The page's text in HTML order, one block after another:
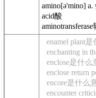
amino[ə'mino] a.
acid酸
enamel plant
enchanting in
enclose是什么
enclose return
encore是什么
encounter